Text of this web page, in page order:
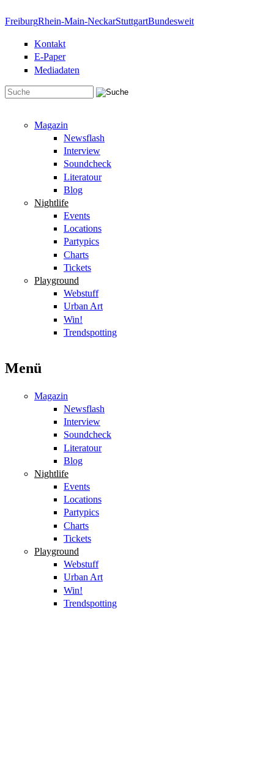
FreiburgRhein-Main-NeckarStuttgartBundesweit
Kontakt
E-Paper
Mediadaten
Magazin
Newsflash
Interview
Soundcheck
Literatour
Blog
Nightlife
Events
Locations
Partypics
Charts
Tickets
Playground
Webstuff
Urban Art
Win!
Trendspotting
Menü
Magazin
Newsflash
Interview
Soundcheck
Literatour
Blog
Nightlife
Events
Locations
Partypics
Charts
Tickets
Playground
Webstuff
Urban Art
Win!
Trendspotting